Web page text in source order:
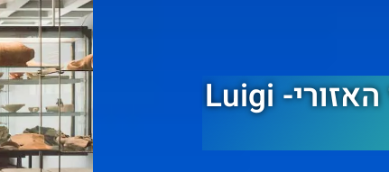
המוזיאון הארכיאולוגי האיאולי האזורי- Luigi